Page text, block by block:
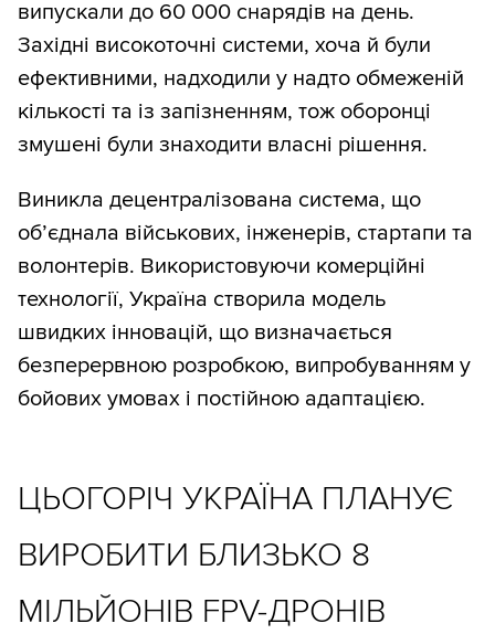
випускали до 60 000 снарядів на день.
Західні високоточні системи, хоча й були
ефективними, надходили у надто обмеженій
кількості та із запізненням, тож оборонці
змушені були знаходити власні рішення.
Виникла децентралізована система, що
об’єднала військових, інженерів, стартапи та
волонтерів. Використовуючи комерційні
технології, Україна створила модель
швидких інновацій, що визначається
безперервною розробкою, випробуванням у
бойових умовах і постійною адаптацією.
ЦЬОГОРІЧ УКРАЇНА ПЛАНУЄ
ВИРОБИТИ БЛИЗЬКО 8
МІЛЬЙОНІВ FPV-ДРОНІВ